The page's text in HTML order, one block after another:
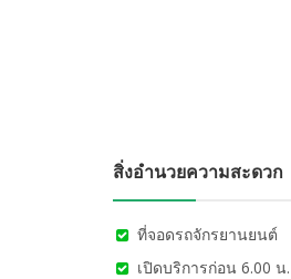
สิ่งอำนวยความสะดวก
ที่จอดรถจักรยานยนต์
เปิดบริการก่อน 6.00 น.